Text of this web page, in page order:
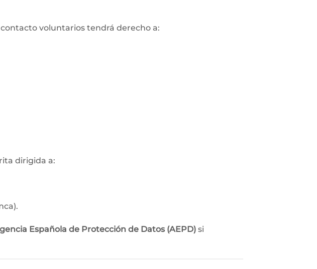
voluntarios tendrá derecho a:
dirigida a:
Española de Protección de Datos (AEPD) si